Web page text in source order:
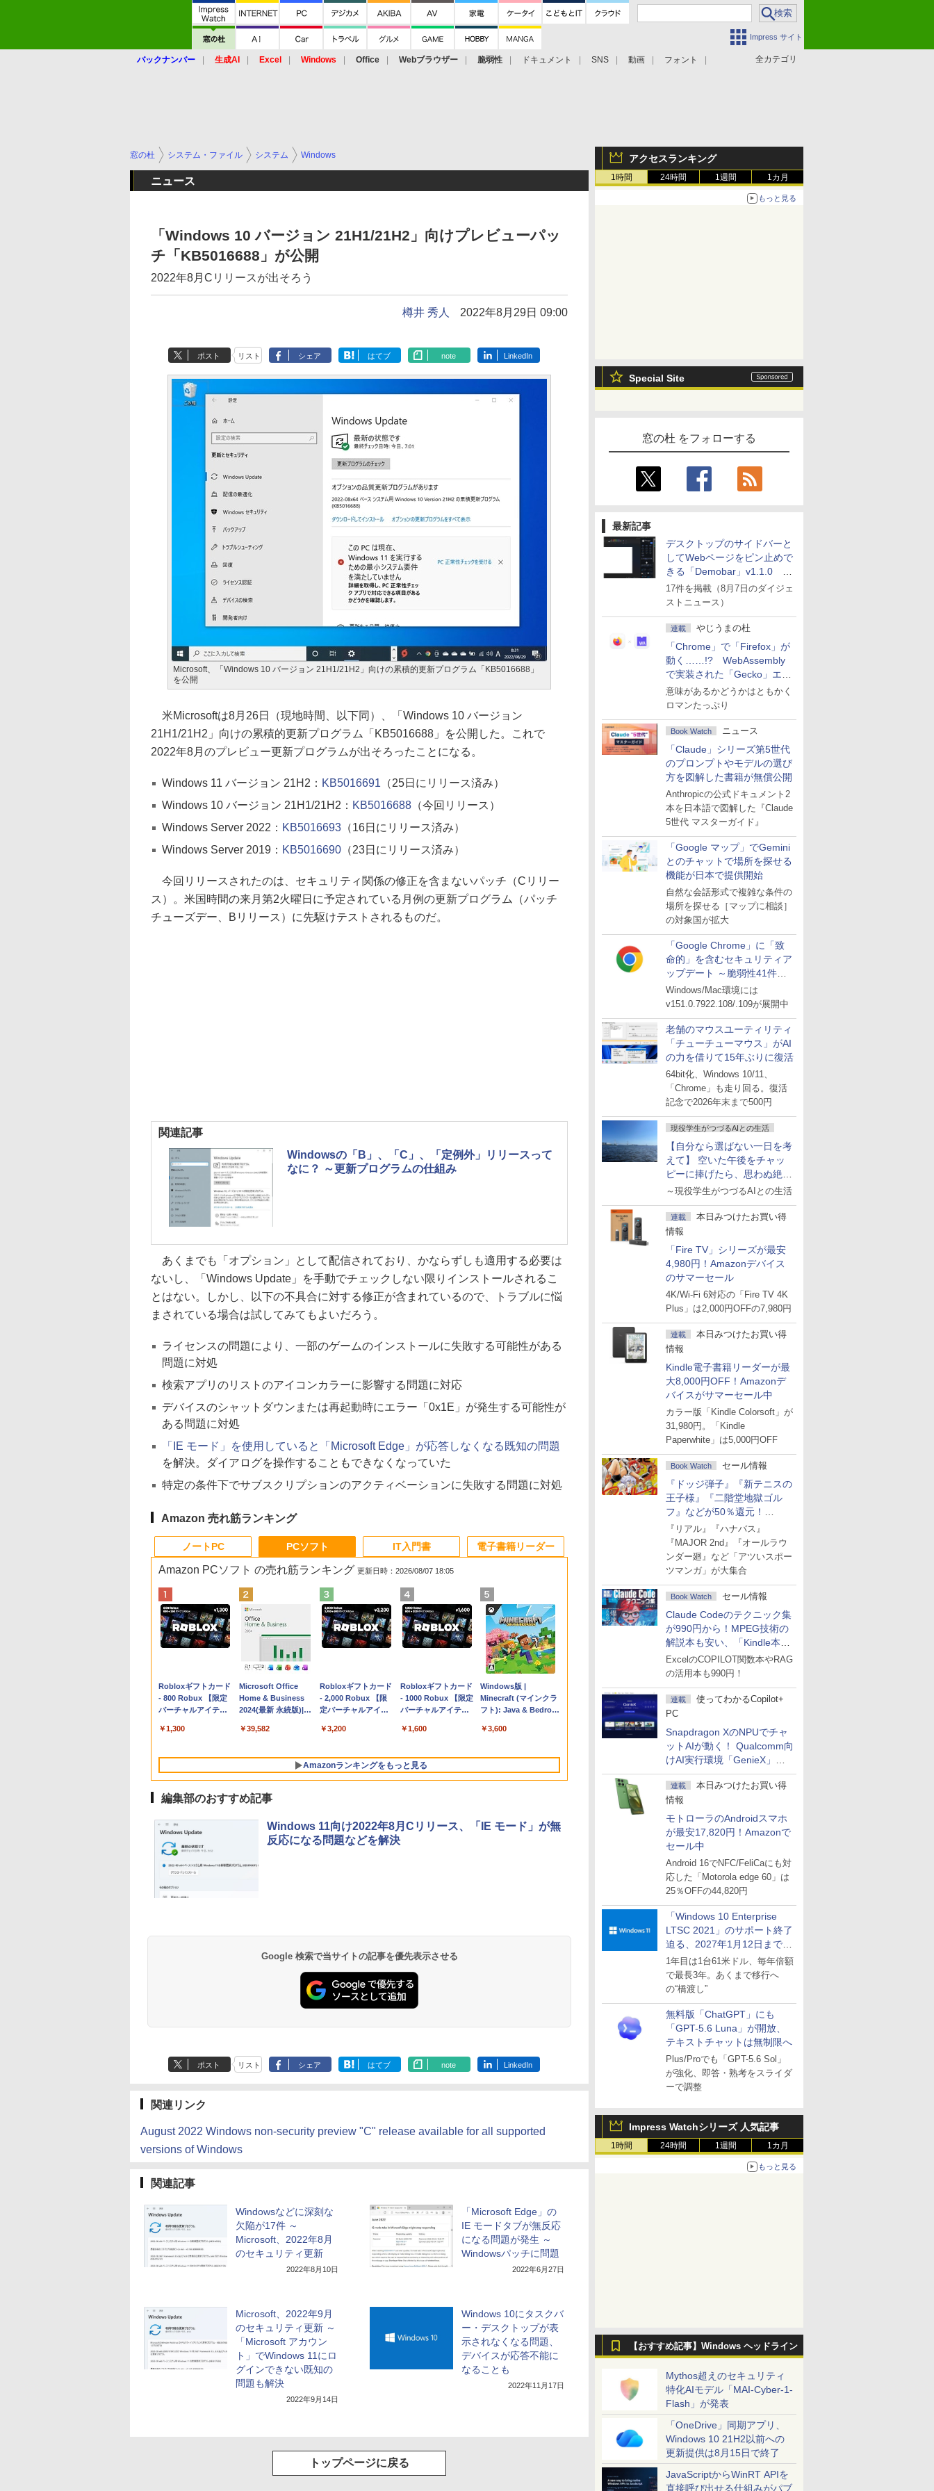
Impress サイト
全カテゴリ
バックナンバー 生成AI Excel Windows Office Webブラウザー 脆弱性 ドキュメント SNS 動画 フォント
アクセスランキング
1時間 24時間 1週間 1カ月
もっと見る
Special Site
窓の杜 をフォローする
最新記事
デスクトップのサイドバーと
してWebページをピン止めで
きる「Demobar」v1.1.0 ほ
か
17件を掲載（8月7日のダイジェ
ストニュース）
連載 やじうまの杜
「Chrome」で「Firefox」が
動く……!? WebAssembly
で実装された「Gecko」エン
ジン
意味があるかどうかはともかく
ロマンたっぷり
Book Watch ニュース
「Claude」シリーズ第5世代
のプロンプトやモデルの選び
方を図解した書籍が無償公開
Anthropicの公式ドキュメント2
本を日本語で図解した『Claude
5世代 マスターガイド』
「Google マップ」でGemini
とのチャットで場所を探せる
機能が日本で提供開始
自然な会話形式で複雑な条件の
場所を探せる［マップに相談］
の対象国が拡大
「Google Chrome」に「致
命的」を含むセキュリティア
ップデート ～脆弱性41件に
対処
Windows/Mac環境には
v151.0.7922.108/.109が展開中
老舗のマウスユーティリティ
「チューチューマウス」がAI
の力を借りて15年ぶりに復活
64bit化、Windows 10/11、
「Chrome」も走り回る。復活
記念で2026年末まで500円
現役学生がつづるAIとの生活
【自分なら選ばない一日を考
えて】 空いた午後をチャッ
ピーに捧げたら、思わぬ絶景
に出会った話
～現役学生がつづるAIとの生活
連載
本日みつけたお買い得
情報
「Fire TV」シリーズが最安
4,980円！Amazonデバイス
のサマーセール
4K/Wi-Fi 6対応の「Fire TV 4K
Plus」は2,000円OFFの7,980円
連載
本日みつけたお買い得
情報
Kindle電子書籍リーダーが最
大8,000円OFF！Amazonデ
バイスがサマーセール中
カラー版「Kindle Colorsoft」が
31,980円。「Kindle
Paperwhite」は5,000円OFF
Book Watch セール情報
『ドッジ弾子』『新テニスの
王子様』『二階堂地獄ゴル
フ』などが50％還元！
Amazonマンガ週末セール
『リアル』『ハナバス』
『MAJOR 2nd』『オールラウ
ンダー廻』など「アツいスポー
ツマンガ」が大集合
Book Watch セール情報
Claude Codeのテクニック集
が990円から！MPEG技術の
解説本も安い、「Kindle本サ
マーセール」第2弾開始！
ExcelのCOPILOT関数本やRAG
の活用本も990円！
連載
使ってわかるCopilot+
PC
Snapdragon XのNPUでチャ
ットAIが動く！ Qualcomm向
けAI実行環境「GenieX」を
試してみた
連載
本日みつけたお買い得
情報
モトローラのAndroidスマホ
が最安17,820円！Amazonで
セール中
Android 16でNFC/FeliCaにも対
応した「Motorola edge 60」は
25％OFFの44,820円
「Windows 10 Enterprise
LTSC 2021」のサポート終了
迫る、2027年1月12日まで
～ESUは9月1日から販売
1年目は1台61米ドル、毎年倍額
で最長3年。あくまで移行へ
の“橋渡し”
無料版「ChatGPT」にも
「GPT-5.6 Luna」が開放、
テキストチャットは無制限へ
Plus/Proでも「GPT-5.6 Sol」
が強化、即答・熟考をスライダ
ーで調整
Impress Watchシリーズ 人気記事
1時間 24時間 1週間 1カ月
もっと見る
【おすすめ記事】Windows ヘッドライン
Mythos超えのセキュリティ
特化AIモデル「MAI-Cyber-1-
Flash」が発表
「OneDrive」同期アプリ、
Windows 10 21H2以前への
更新提供は8月15日で終了
JavaScriptからWinRT APIを
直接呼び出せる仕組みがパブ
窓の杜 システム・ファイル システム Windows
ニュース
「Windows 10 バージョン 21H1/21H2」向けプレビューパッ
チ「KB5016688」が公開
2022年8月Cリリースが出そろう
樽井 秀人 2022年8月29日 09:00
ポスト リスト シェア はてブ note LinkedIn
Microsoft、「Windows 10 バージョン 21H1/21H2」向けの累積的更新プログラム「KB5016688」
を公開
米Microsoftは8月26日（現地時間、以下同）、「Windows 10 バージョン
21H1/21H2」向けの累積的更新プログラム「KB5016688」を公開した。これで
2022年8月のプレビュー更新プログラムが出そろったことになる。
Windows 11 バージョン 21H2： KB5016691 （25日にリリース済み）
Windows 10 バージョン 21H1/21H2： KB5016688 （今回リリース）
Windows Server 2022： KB5016693 （16日にリリース済み）
Windows Server 2019： KB5016690 （23日にリリース済み）
今回リリースされたのは、セキュリティ関係の修正を含まないパッチ（Cリリー
ス）。米国時間の来月第2火曜日に予定されている月例の更新プログラム（パッチ
チューズデー、Bリリース）に先駆けテストされるものだ。
関連記事
Windowsの「B」、「C」、「定例外」リリースって
なに？ ～更新プログラムの仕組み
あくまでも「オプション」として配信されており、かならずしも適用する必要は
ないし、「Windows Update」を手動でチェックしない限りインストールされるこ
とはない。しかし、以下の不具合に対する修正が含まれているので、トラブルに悩
まされている場合は試してみてもよいだろう。
ライセンスの問題により、一部のゲームのインストールに失敗する可能性がある
問題に対処
検索アプリのリストのアイコンカラーに影響する問題に対応
デバイスのシャットダウンまたは再起動時にエラー「0x1E」が発生する可能性が
ある問題に対処
「IE モード」を使用していると「Microsoft Edge」が応答しなくなる既知の問題
を解決。ダイアログを操作することもできなくなっていた
特定の条件下でサブスクリプションのアクティベーションに失敗する問題に対処
Amazon 売れ筋ランキング
ノートPC
Apple 2026
MacBook Neo A18
Proチップ搭載13イ
AIとApple
Retinaディスプレ
512GB SSD、1080p
FaceTime HDカメ
ラ、Touch ID - イン
AppleCare+ for 13イ
ンチMacBook
Neo(A18 Pro)|ダウン
ロード版
￥162,598
tomtoc 360°保護
15.6 16インチ パソコ
ンケース Dell NEC
dynabook Lenovo
￥2,952
Apple 2026
MacBook Air M5チ
ップ搭載13インチノ
Apple Intelligence、
Retinaディスプレ
イ、16GBユニファイ
ドメモリ、1TB SSD
ド、Touch ID - シル
バー
￥261,414
【Amazon.co.jp限
定】 HP ノートパソ
コン 15-fd 15.6イン
512GB SSD インテ
￥129,800
FMV ノートパソコン
WE1-K3 (MS 365
Personal/Copilotキー
型/Core i5/16GB/SSD
FMVWK3E15W_AZ
￥139,880
PCソフト
Amazon PCソフト の売れ筋ランキング 更新日時：2026/08/07 18:05
Robloxギフトカード
- 800 Robux 【限定
バーチャルアイテム
ンゲームコード】 ロ
インコード版
￥1,300
Microsoft Office
Home & Business
2024(最新 永続版)|オ
版|Windows11、
￥39,582
Robloxギフトカード
- 2,000 Robux 【限
定バーチャルアイテ
インゲームコード】
ラインコード版
￥3,200
Robloxギフトカード
- 1000 Robux 【限定
バーチャルアイテム
ンゲームコード】 ロ
ンコード版
￥1,600
Windows版 |
Minecraft (マインクラ
フト): Java & Bedrock
ード版
￥3,600
Amazonランキングをもっと見る
IT入門書
ズ (はぴーイラスト
マニュアル AI副業に
もKindle出版にも！
非エンジニアのため
のAIコーディング入
￥99
￥1,292
電子書籍リーダー
続バッテリー、6イン
書籍リーダー、ブラ
ック、16GB、広告な
￥16,980
るさ自動調整、色調
持続バッテリー、広
告なし、メタリック
ブラック
￥27,980
レイ、色調調節ライ
ッテリー、広告無
し、ブラック (2025
年発売)
￥31,980
編集部のおすすめ記事
Windows 11向け2022年8月Cリリース、「IE モード」が無
反応になる問題などを解決
Google 検索で当サイトの記事を優先表示させる
ポスト リスト シェア はてブ note LinkedIn
関連リンク
August 2022 Windows non-security preview "C" release available for all supported
versions of Windows
関連記事
Windowsなどに深刻な
欠陥が17件 ～
Microsoft、2022年8月
のセキュリティ更新
2022年8月10日
「Microsoft Edge」の
IE モードタブが無反応
になる問題が発生 ～
Windowsパッチに問題
2022年6月27日
Microsoft、2022年9月
のセキュリティ更新 ～
「Microsoft アカウン
ト」でWindows 11にロ
グインできない既知の
問題も解決
2022年9月14日
Windows 10にタスクバ
ー・デスクトップが表
示されなくなる問題、
デバイスが応答不能に
なることも
2022年11月17日
トップページに戻る